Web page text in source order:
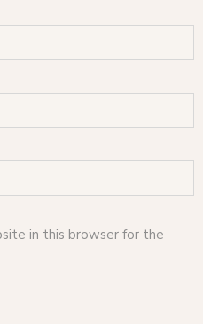
in this browser for the